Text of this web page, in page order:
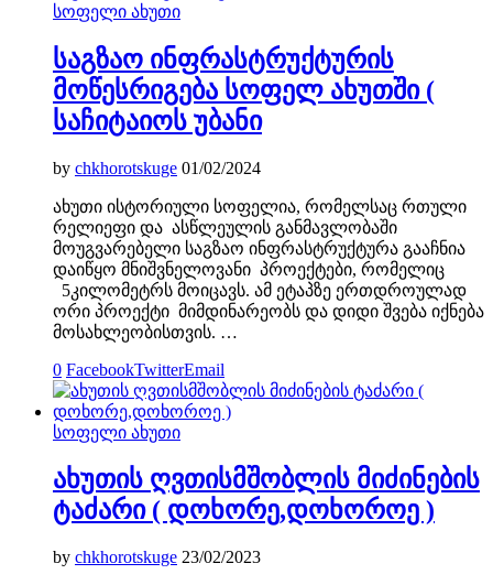
სოფელი ახუთი
საგზაო ინფრასტრუქტურის
მოწესრიგება სოფელ ახუთში (
საჩიტაიოს უბანი
by chkhorotskuge 01/02/2024
ახუთი ისტორიული სოფელია, რომელსაც რთული
რელიეფი და ასწლეულის განმავლობაში
მოუგვარებელი საგზაო ინფრასტრუქტურა გააჩნია
დაიწყო მნიშვნელოვანი პროექტები, რომელიც
5კილომეტრს მოიცავს. ამ ეტაპზე ერთდროულად
ორი პროექტი მიმდინარეობს და დიდი შვება იქნება
მოსახლეობისთვის. …
0 FacebookTwitterEmail
სოფელი ახუთი
ახუთის ღვთისმშობლის მიძინების
ტაძარი ( დოხორე,დოხოროე )
by chkhorotskuge 23/02/2023